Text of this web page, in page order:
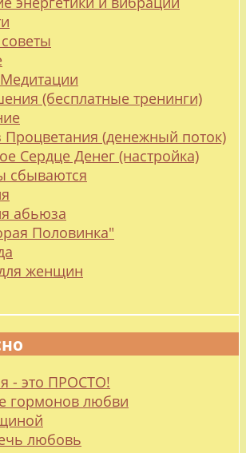
(бесплатные тренинги)
Процветания (денежный поток)
Сердце Денег (настройка)
сбываются
абьюза
Половинка"
женщин
- это ПРОСТО!
гормонов любви
любовь